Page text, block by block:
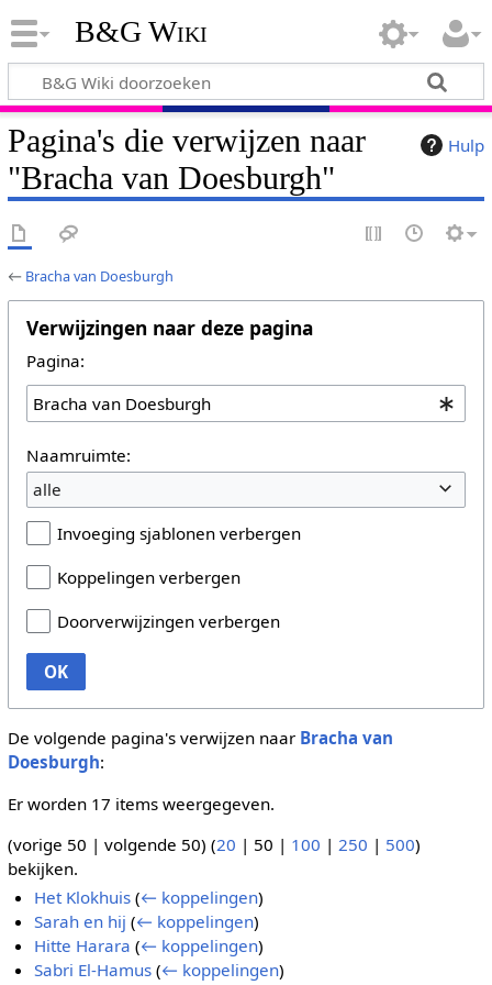
B&G Wiki
Hulp
Pagina's die verwijzen naar
"Bracha van Doesburgh"
← Bracha van Doesburgh
Verwijzingen naar deze pagina
Pagina:
Naamruimte:
alle
Invoeging sjablonen verbergen
Koppelingen verbergen
Doorverwijzingen verbergen
OK
De volgende pagina's verwijzen naar Bracha van
Doesburgh:
Er worden 17 items weergegeven.
(vorige 50 | volgende 50) (20 | 50 | 100 | 250 | 500)
bekijken.
Het Klokhuis (← koppelingen)
Sarah en hij (← koppelingen)
Hitte Harara (← koppelingen)
Sabri El-Hamus (← koppelingen)